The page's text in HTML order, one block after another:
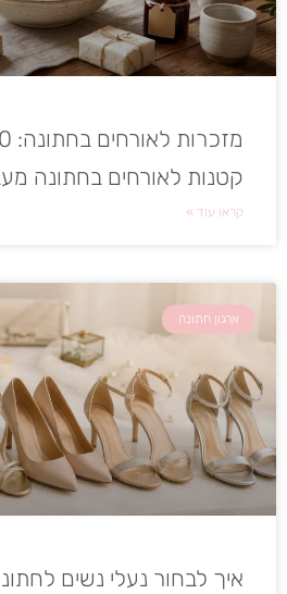
קטנות לאורחים בחתונה
קראו עוד »
ארגון חתונה
איך לבחור נעלי נשים